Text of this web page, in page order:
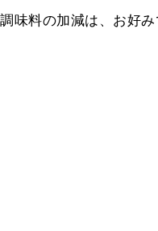
調味料の加減は、お好み